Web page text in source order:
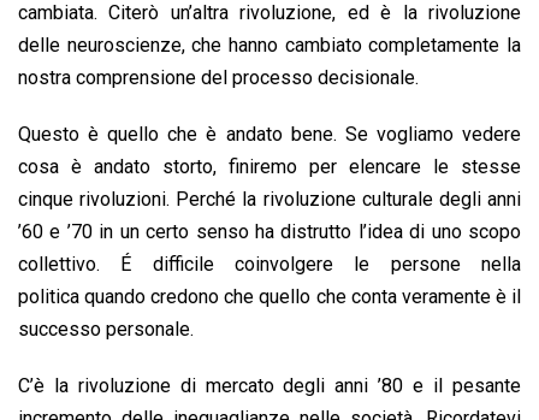
cambiata. Citerò un’altra rivoluzione, ed è la rivoluzione
delle neuroscienze, che hanno cambiato completamente la
nostra comprensione del processo decisionale.
Questo è quello che è andato bene. Se vogliamo vedere
cosa è andato storto, finiremo per elencare le stesse
cinque rivoluzioni. Perché la rivoluzione culturale degli anni
’60 e ’70 in un certo senso ha distrutto l’idea di uno scopo
collettivo. É difficile coinvolgere le persone nella
politica quando credono che quello che conta veramente è il
successo personale.
C’è la rivoluzione di mercato degli anni ’80 e il pesante